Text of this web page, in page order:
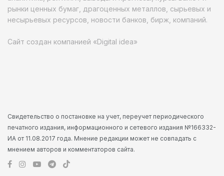
рынки ценных бумаг, драгоценных металлов, сырьевых и
несырьевых ресурсов, новости банков, бирж, компаний.
Сайт создан компанией «Digital idea»
Свидетельство о постановке на учет, переучет периодического
печатного издания, информационного и сетевого издания №166332-
ИА от 11.08.2017 года. Мнение редакции может не совпадать с
мнением авторов и комментаторов сайта.